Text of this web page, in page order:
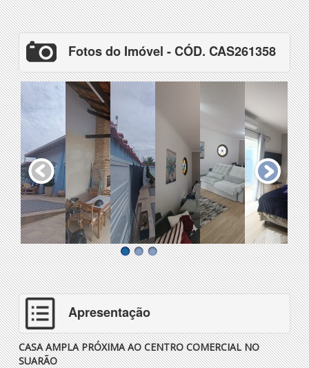
Fotos do Imóvel - CÓD. CAS261358
Apresentação
CASA AMPLA PRÓXIMA AO CENTRO COMERCIAL NO
SUARÃO